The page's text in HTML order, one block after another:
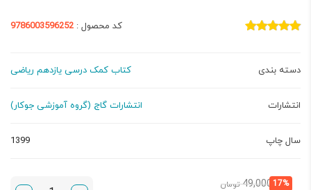
کد محصول : 9786003596252
دسته بندی کتاب کمک درسی یازدهم ریاضی
انتشارات انتشارات گاج (گروه آموزشی جوکار)
سال چاپ 1399
17%
49,000 تومانقیمت
قیمت